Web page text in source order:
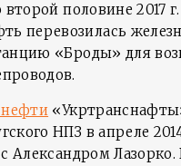
половине 2017
перевозилась
«Броды» для
нефти
НПЗ в апреле
Александром